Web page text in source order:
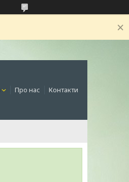
Про нас Контакти